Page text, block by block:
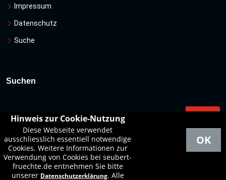
Impressum
Datenschutz
Suche
Suchen
© 2026seubert-fruechte.de. Alle Rechte vorbehalten.
Hinweis zur Cookie-Nutzung
Diese Webseite verwendet
ausschliesslich essentiell notwendige
Cookies. Weitere Informationen zur
Verwendung von Cookies bei seubert-
fruechte.de entnehmen Sie bitte
unserer Datenschutzerklärung. Alle
OK